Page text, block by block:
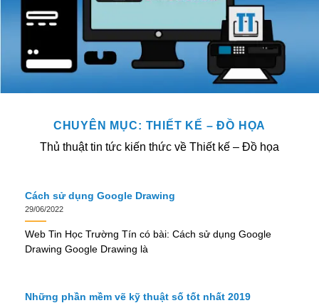
CHUYÊN MỤC: THIẾT KẾ – ĐỒ HỌA
Thủ thuật tin tức kiến thức về Thiết kế – Đồ họa
Cách sử dụng Google Drawing
29/06/2022
Web Tin Học Trường Tín có bài: Cách sử dụng Google
Drawing Google Drawing là
Những phần mềm vẽ kỹ thuật số tốt nhất 2019